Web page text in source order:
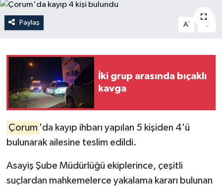
Paylaş A- A
İki grup arasında bıçaklı
kavga
Çorum 'da kayıp ihbarı yapılan 5 kişiden 4'ü
bulunarak ailesine teslim edildi.
Asayiş Şube Müdürlüğü ekiplerince, çeşitli
suçlardan mahkemelerce yakalama kararı bulunan
AKTÜEL
EĞİTİM
İLÇELER
OTOPARK
TEKNOLOJİ
Son Dakika Haberleri
Haber Arşivi